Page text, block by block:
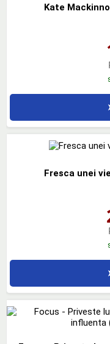
Kate
Fresca unei